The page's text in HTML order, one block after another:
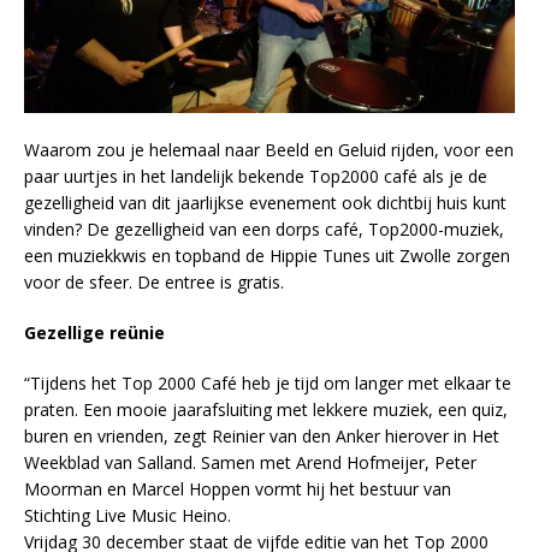
Waarom zou je helemaal naar Beeld en Geluid rijden, voor een
paar uurtjes in het landelijk bekende Top2000 café als je de
gezelligheid van dit jaarlijkse evenement ook dichtbij huis kunt
vinden? De gezelligheid van een dorps café, Top2000-muziek,
een muziekkwis en topband de Hippie Tunes uit Zwolle zorgen
voor de sfeer. De entree is gratis.
Gezellige reünie
“Tijdens het Top 2000 Café heb je tijd om langer met elkaar te
praten. Een mooie jaarafsluiting met lekkere muziek, een quiz,
buren en vrienden, zegt Reinier van den Anker hierover in Het
Weekblad van Salland. Samen met Arend Hofmeijer, Peter
Moorman en Marcel Hoppen vormt hij het bestuur van
Stichting Live Music Heino.
Vrijdag 30 december staat de vijfde editie van het Top 2000